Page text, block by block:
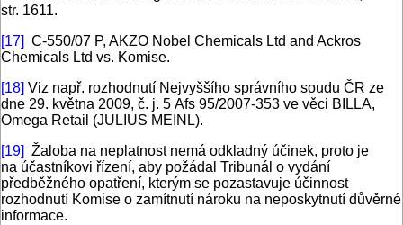
str. 1611.
[17] C-550/07 P, AKZO Nobel Chemicals Ltd and Ackros
Chemicals Ltd vs. Komise.
[18] Viz např. rozhodnutí Nejvyššího správního soudu ČR ze
dne 29. května 2009, č. j. 5 Afs 95/2007-353 ve věci BILLA,
Omega Retail (JULIUS MEINL).
[19] Žaloba na neplatnost nemá odkladný účinek, proto je
na účastníkovi řízení, aby požádal Tribunál o vydání
předběžného opatření, kterým se pozastavuje účinnost
rozhodnutí Komise o zamítnutí nároku na neposkytnutí důvěrné
informace.